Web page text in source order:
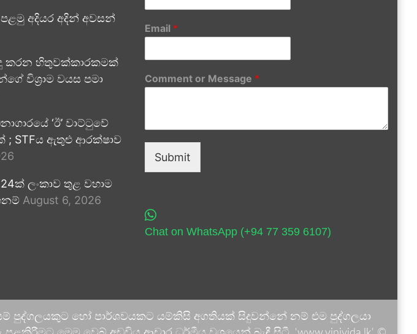
අදියර අදින් අවසන්
කරන හිතුවක්කාරකමක්
විශ්‍රාම වයස පමා
‘ඊ’ වාට්ටුවේ
STFය ඇතුළු ආරක්ෂාව
ලංකාව තුළ වහාම
August 6, 2026
Email *
Comment or Message *
Submit
Chat on WhatsApp (+94 77 359 6107)
පුද්ගලයකුට හෝ පාර්ශවයකට යම්කිසි අගතියක් සිදුවන්නේ නම් එම පුද්ගලයා